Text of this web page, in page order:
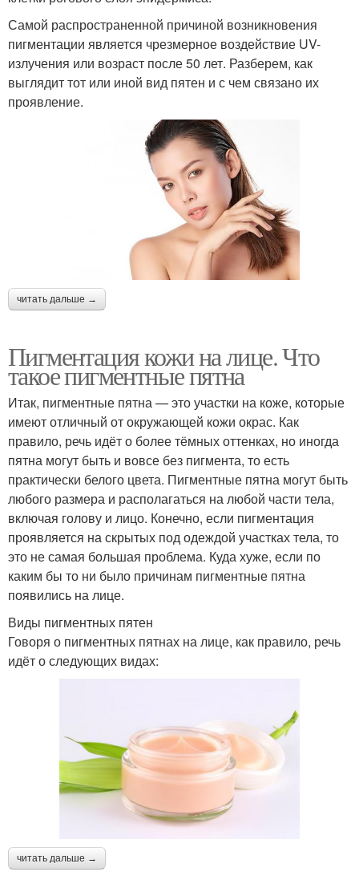
Самой распространенной причиной возникновения
пигментации является чрезмерное воздействие UV-
излучения или возраст после 50 лет. Разберем, как
выглядит тот или иной вид пятен и с чем связано их
проявление.
читать дальше →
Пигментация кожи на лице. Что
такое пигментные пятна
Итак, пигментные пятна — это участки на коже, которые
имеют отличный от окружающей кожи окрас. Как
правило, речь идёт о более тёмных оттенках, но иногда
пятна могут быть и вовсе без пигмента, то есть
практически белого цвета. Пигментные пятна могут быть
любого размера и располагаться на любой части тела,
включая голову и лицо. Конечно, если пигментация
проявляется на скрытых под одеждой участках тела, то
это не самая большая проблема. Куда хуже, если по
каким бы то ни было причинам пигментные пятна
появились на лице.
Виды пигментных пятен
Говоря о пигментных пятнах на лице, как правило, речь
идёт о следующих видах:
читать дальше →